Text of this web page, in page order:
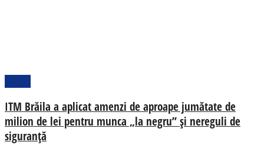
ITM Brăila a aplicat amenzi de aproape jumătate de
milion de lei pentru munca „la negru” și nereguli de
siguranță